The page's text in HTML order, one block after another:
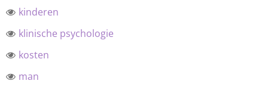
kinderen
klinische psychologie
kosten
man